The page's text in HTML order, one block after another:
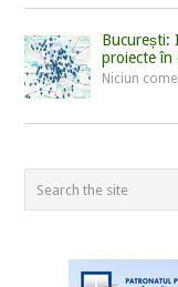
București:
proiecte în
Niciun